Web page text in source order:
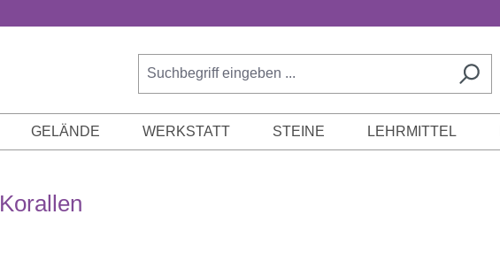
GELÄNDE WERKSTATT STEINE LEHRMITTEL
Korallen